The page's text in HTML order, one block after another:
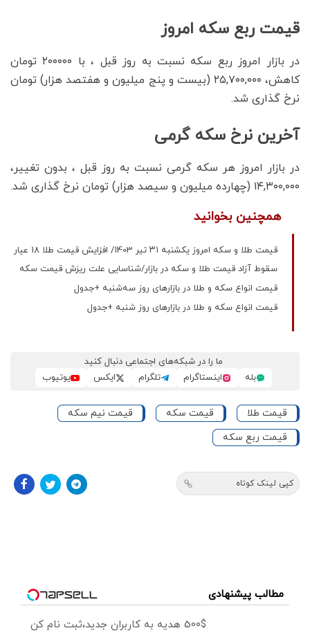
قیمت ربع سکه امروز
در بازار امروز ربع سکه نسبت به روز قبل ، با ۲۰۰۰۰۰ تومان
کاهش، ۲۵,۷۰۰,۰۰۰ (بیست و پنج میلیون و هفتصد هزار) تومان
نرخ گذاری شد.
آخرین نرخ سکه گرمی
در بازار امروز هر سکه گرمی نسبت به روز قبل ، بدون تغییر،
۱۴,۳۰۰,۰۰۰ (چهارده میلیون و سیصد هزار) تومان نرخ گذاری شد.
همچنین بخوانید
قیمت طلا و سکه امروز یکشنبه ۳۱ تیر 1403/ افزایش قیمت طلا 18 عیار
سقوط آزاد قیمت طلا و سکه در بازار/شناسایی علت ریزش قیمت سکه
قیمت انواع سکه و طلا در بازارهای روز ‌سه‌شنبه +جدول
قیمت انواع سکه و طلا در بازارهای روز ‌شنبه +جدول
ما را در شبکه‌های اجتماعی دنبال کنید
بله
اینستاگرام تلگرام ایکس یوتیوب
قیمت طلا قیمت سکه
قیمت نیم سکه
قیمت ربع سکه
کپی لینک کوتاه
مطالب پیشنهادی
500$ هدیه به کاربران جدید،ثبت نام کن